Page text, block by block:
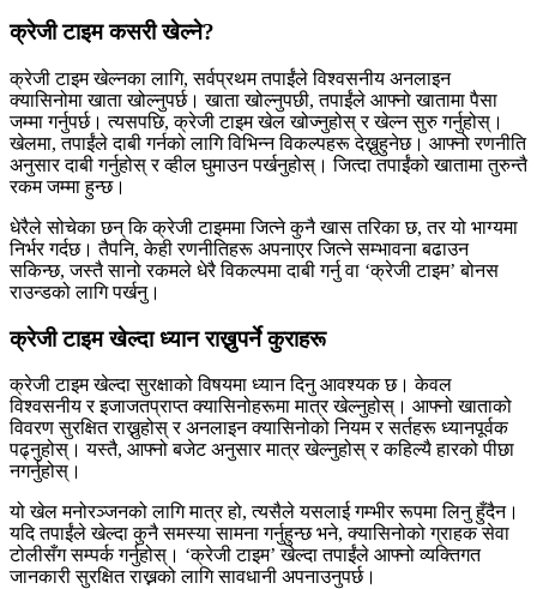
क्रेजी टाइम कसरी खेल्ने?
क्रेजी टाइम खेल्नका लागि, सर्वप्रथम तपाईंले विश्वसनीय अनलाइन
क्यासिनोमा खाता खोल्नुपर्छ। खाता खोल्नुपछी, तपाईंले आफ्नो खातामा पैसा
जम्मा गर्नुपर्छ। त्यसपछि, क्रेजी टाइम खेल खोज्नुहोस् र खेल्न सुरु गर्नुहोस्।
खेलमा, तपाईंले दाबी गर्नको लागि विभिन्न विकल्पहरू देख्नुहुनेछ। आफ्नो रणनीति
अनुसार दाबी गर्नुहोस् र व्हील घुमाउन पर्खनुहोस्। जित्दा तपाईंको खातामा तुरुन्तै
रकम जम्मा हुन्छ।
धेरैले सोचेका छन् कि क्रेजी टाइममा जित्ने कुनै खास तरिका छ, तर यो भाग्यमा
निर्भर गर्दछ। तैपनि, केही रणनीतिहरू अपनाएर जित्ने सम्भावना बढाउन
सकिन्छ, जस्तै सानो रकमले धेरै विकल्पमा दाबी गर्नु वा ‘क्रेजी टाइम’ बोनस
राउन्डको लागि पर्खनु।
क्रेजी टाइम खेल्दा ध्यान राख्नुपर्ने कुराहरू
क्रेजी टाइम खेल्दा सुरक्षाको विषयमा ध्यान दिनु आवश्यक छ। केवल
विश्वसनीय र इजाजतप्राप्त क्यासिनोहरूमा मात्र खेल्नुहोस्। आफ्नो खाताको
विवरण सुरक्षित राख्नुहोस् र अनलाइन क्यासिनोको नियम र सर्तहरू ध्यानपूर्वक
पढ्नुहोस्। यस्तै, आफ्नो बजेट अनुसार मात्र खेल्नुहोस् र कहिल्यै हारको पीछा
नगर्नुहोस्।
यो खेल मनोरञ्जनको लागि मात्र हो, त्यसैले यसलाई गम्भीर रूपमा लिनु हुँदैन।
यदि तपाईंले खेल्दा कुनै समस्या सामना गर्नुहुन्छ भने, क्यासिनोको ग्राहक सेवा
टोलीसँग सम्पर्क गर्नुहोस्। ‘क्रेजी टाइम’ खेल्दा तपाईंले आफ्नो व्यक्तिगत
जानकारी सुरक्षित राख्नको लागि सावधानी अपनाउनुपर्छ।